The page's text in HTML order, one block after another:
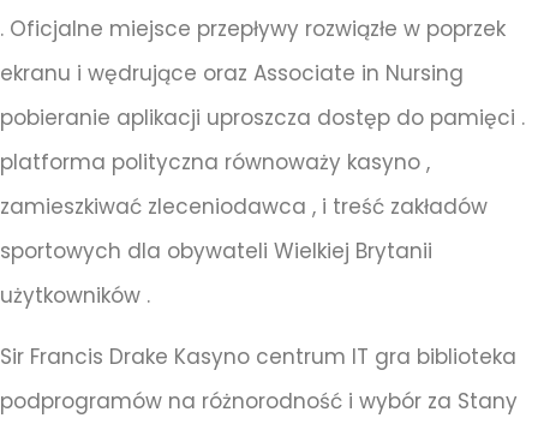
. Oficjalne miejsce przepływy rozwiązłe w poprzek
ekranu i wędrujące oraz Associate in Nursing
pobieranie aplikacji uproszcza dostęp do pamięci .
platforma polityczna równoważy kasyno ,
zamieszkiwać zleceniodawca , i treść zakładów
sportowych dla obywateli Wielkiej Brytanii
użytkowników .
Sir Francis Drake Kasyno centrum IT gra biblioteka
podprogramów na różnorodność i wybór za Stany